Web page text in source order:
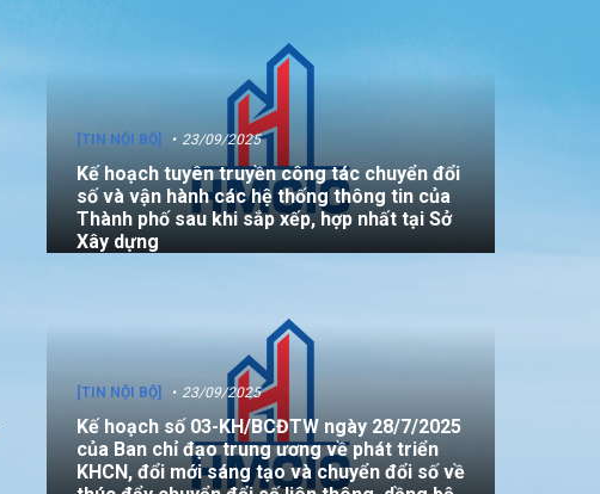
[TIN NỘI BỘ] 23/09/2025
Kế hoạch tuyên truyền công tác chuyển đổi
số và vận hành các hệ thống thông tin của
Thành phố sau khi sắp xếp, hợp nhất tại Sở
Xây dựng
[TIN NỘI BỘ] 23/09/2025
Kế hoạch số 03-KH/BCĐTW ngày 28/7/2025
của Ban chỉ đạo trung ương về phát triển
KHCN, đổi mới sáng tạo và chuyển đổi số về